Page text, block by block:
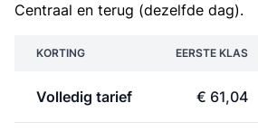
Centraal en terug (dezelfde dag).
KORTING EERSTE KLAS
Volledig tarief € 61,04